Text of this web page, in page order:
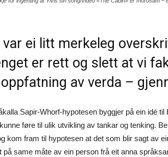
var ei litt merkeleg
er rett og slett at vi
av verda –
Sapir-Whorf-hypotesen byggjer på ein idé
føre til ulik utvikling av tankar og tenking.
kom fram til hypotesen at det som blir sagt av
på same måte av ein person frå eit anna